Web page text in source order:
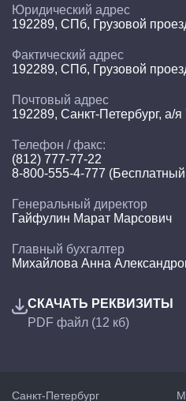
Юридический адрес
192289, СПб, Грузовой
Фактический адрес
192289, СПб, Грузовой
Почтовый адрес
192289, Санкт-Петербург, а/я
Телефон / факс:
(812) 777-77-22
8-800-555-4-777
Генеральный директор
Гайфулин Марат Марсович
Главный бухгалтер
Михайлова Анна
СКАЧАТЬ РЕКВИЗИТЫ
PDF файл (12 кб)
Санкт-Петербург